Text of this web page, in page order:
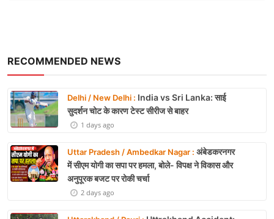
RECOMMENDED NEWS
Delhi / New Delhi : India vs Sri Lanka: साई
सुदर्शन चोट के कारण टेस्ट सीरीज से बाहर
1 days ago
Uttar Pradesh / Ambedkar Nagar : अंबेडकरनगर
में सीएम योगी का सपा पर हमला, बोले- विपक्ष ने विकास और
अनुपूरक बजट पर रोकी चर्चा
2 days ago